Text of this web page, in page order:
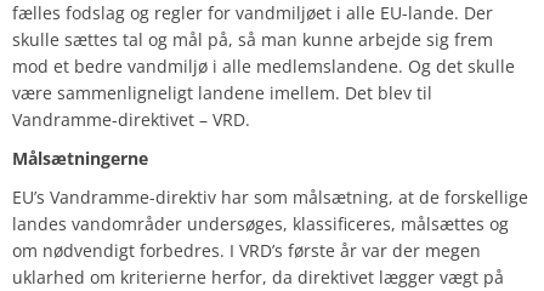
fælles fodslag og regler for vandmiljøet i alle EU-lande. Der
skulle sættes tal og mål på, så man kunne arbejde sig frem
mod et bedre vandmiljø i alle medlemslandene. Og det skulle
være sammenligneligt landene imellem. Det blev til
Vandramme-direktivet – VRD.
Målsætningerne
EU’s Vandramme-direktiv har som målsætning, at de forskellige
landes vandområder undersøges, klassificeres, målsættes og
om nødvendigt forbedres. I VRD’s første år var der megen
uklarhed om kriterierne herfor, da direktivet lægger vægt på